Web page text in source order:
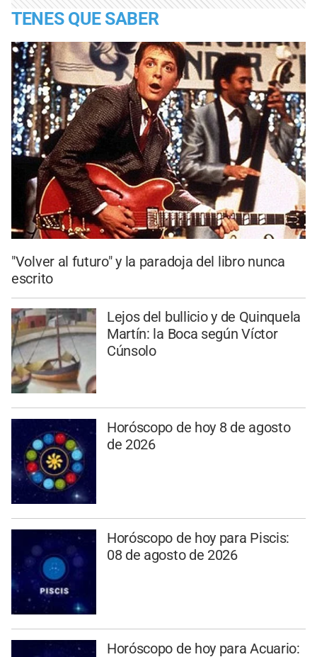
TENES QUE SABER
"Volver al futuro" y la paradoja del libro nunca
escrito
Lejos del bullicio y de Quinquela
Martín: la Boca según Víctor
Cúnsolo
Horóscopo de hoy 8 de agosto
de 2026
Horóscopo de hoy para Piscis:
08 de agosto de 2026
Horóscopo de hoy para Acuario: